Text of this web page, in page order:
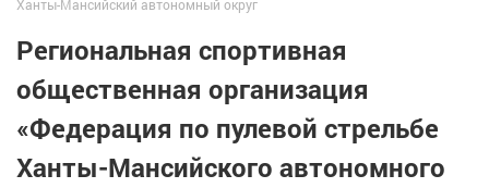
Ханты-Мансийский автономный округ
Региональная спортивная
общественная организация
«Федерация по пулевой стрельбе
Ханты-Мансийского автономного